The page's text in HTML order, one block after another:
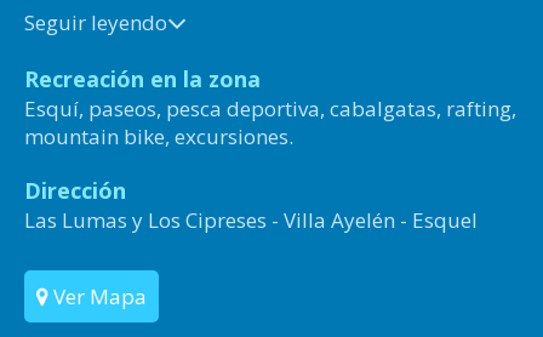
Seguir leyendo
Recreación en la zona
Esquí, paseos, pesca deportiva, cabalgatas, rafting,
mountain bike, excursiones.
Dirección
Las Lumas y Los Cipreses - Villa Ayelén - Esquel
Ver Mapa